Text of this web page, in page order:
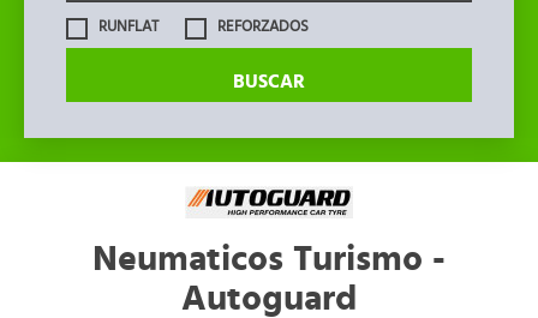
RUNFLAT REFORZADOS
BUSCAR
Neumaticos Turismo -
Autoguard